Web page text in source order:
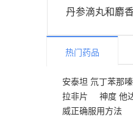
丹参滴丸和麝
热门药品
安泰坦 氘丁苯那
拉非片
神度 他
威正确服用方法